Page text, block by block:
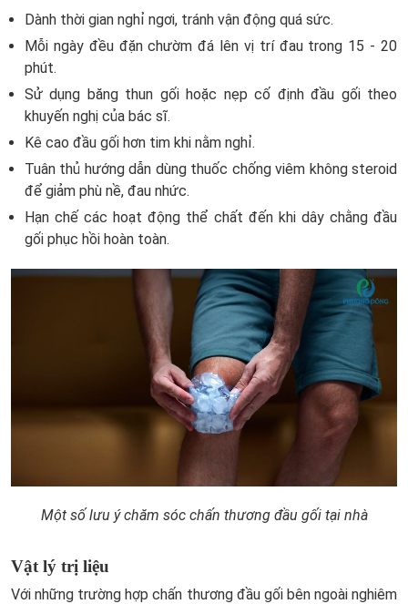
Dành thời gian nghỉ ngơi, tránh vận động quá sức.
Mỗi ngày đều đặn chườm đá lên vị trí đau trong 15 - 20
phút.
Sử dụng băng thun gối hoặc nẹp cố định đầu gối theo
khuyến nghị của bác sĩ.
Kê cao đầu gối hơn tim khi nằm nghỉ.
Tuân thủ hướng dẫn dùng thuốc chống viêm không steroid
để giảm phù nề, đau nhức.
Hạn chế các hoạt động thể chất đến khi dây chằng đầu
gối phục hồi hoàn toàn.
Một số lưu ý chăm sóc chấn thương đầu gối tại nhà
Vật lý trị liệu
Với những trường hợp chấn thương đầu gối bên ngoài nghiêm